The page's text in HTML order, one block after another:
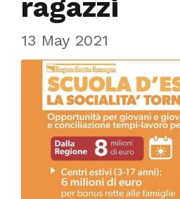
ragazzi
13 May 2021